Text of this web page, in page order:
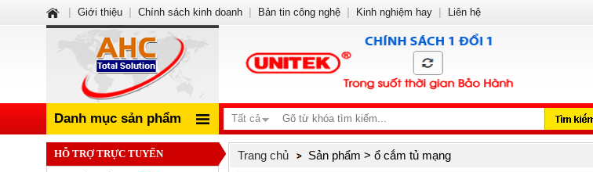
Danh mục sản phẩm Tất cả
HỖ TRỢ TRỰC TUYẾN Trang chủ Sản phẩm > ổ cắm tủ mạng
Giới thiệu Chính sách kinh doanh Bản tin công nghệ Kinh nghiệm hay Liên hệ